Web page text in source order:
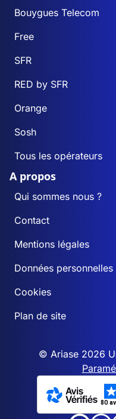
Bouygues Telecom
Free
SFR
RED by SFR
Orange
Sosh
Tous les opérateurs
A propos
Qui sommes nous ?
Contact
Mentions légales
Données personnelles
Cookies
Plan de site
© Ariase 2026
80